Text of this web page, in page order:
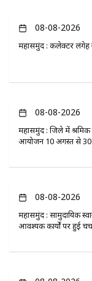
08-08-2026
महासमुंद : कलेक्टर लंगेह ने
08-08-2026
महासमुंद : जिले में
आयोजन 10 अगस्त से
08-08-2026
महासमुंद : सामुदायिक
आवश्यक कार्यों पर हुई